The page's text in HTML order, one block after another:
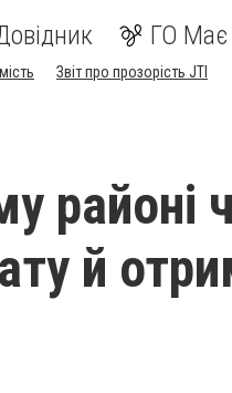
ГО Має
Звіт про прозорість JTI
районі
й